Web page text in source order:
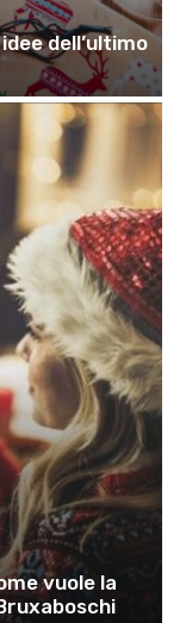
dell’ultimo
vuole la